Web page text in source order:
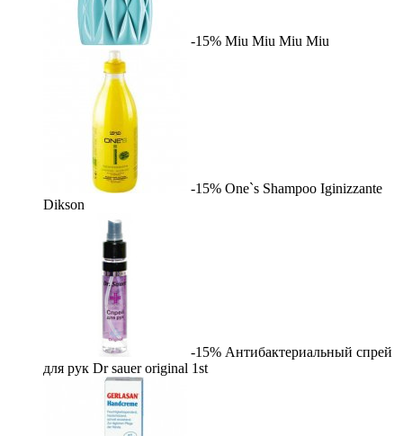
-15% Miu Miu Miu Miu
-15% One`s Shampoo Iginizzante
Dikson
-15% Антибактериальный спрей
для рук Dr sauer original 1st